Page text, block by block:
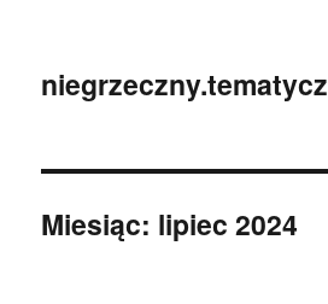
Miesiąc: lipiec 2024